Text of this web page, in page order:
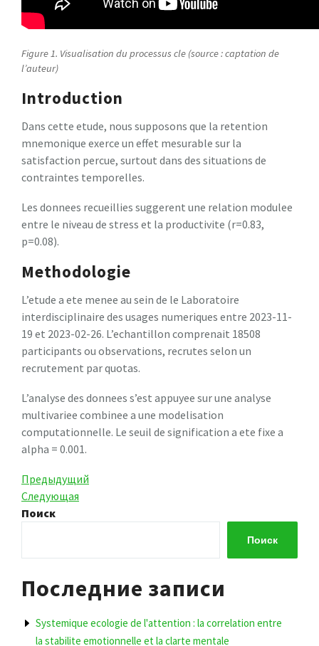
Figure 1. Visualisation du processus cle (source : captation de
l’auteur)
Introduction
Dans cette etude, nous supposons que la retention
mnemonique exerce un effet mesurable sur la
satisfaction percue, surtout dans des situations de
contraintes temporelles.
Les donnees recueillies suggerent une relation modulee
entre le niveau de stress et la productivite (r=0.83,
p=0.08).
Methodologie
L’etude a ete menee au sein de le Laboratoire
interdisciplinaire des usages numeriques entre 2023-11-
19 et 2023-02-26. L’echantillon comprenait 18508
participants ou observations, recrutes selon un
recrutement par quotas.
L’analyse des donnees s’est appuyee sur une analyse
multivariee combinee a une modelisation
computationnelle. Le seuil de signification a ete fixe a
alpha = 0.001.
Навигация
по
записям
Предыдущая
запись
Предыдущий
Следующая
запись
Следующая
Поиск
Поиск
Последние записи
Systemique ecologie de l'attention : la correlation entre
la stabilite emotionnelle et la clarte mentale